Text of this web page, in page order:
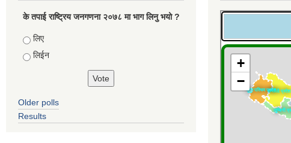
के तपाई राष्ट्रिय जनगणना २०७८ मा भाग लिनु भयो ?
Choices
लिए
लिईन
Older polls
Results